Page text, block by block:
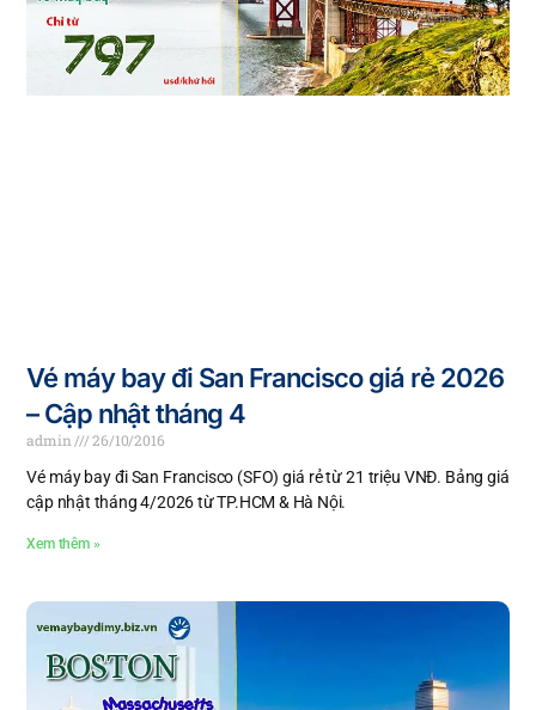
Vé máy bay đi San Francisco giá rẻ 2026
– Cập nhật tháng 4
admin
26/10/2016
Vé máy bay đi San Francisco (SFO) giá rẻ từ 21 triệu VNĐ. Bảng giá
cập nhật tháng 4/2026 từ TP.HCM & Hà Nội.
Xem thêm »